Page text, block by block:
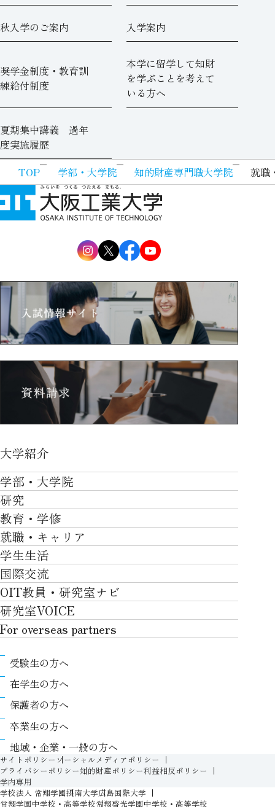
秋入学のご案内 入学案内
奨学金制度・教育訓
練給付制度
本学に留学して知財
を学ぶことを考えて
いる方へ
夏期集中講義 過年
度実施履歴
TOP
学部・大学院 知的財産専門職大学院 就職
大学紹介
大学紹介TOP
OVER THE LIMIT
大学について
施設一覧
社会・地域・高大連携
川上村での取り組み
アクセス
ポリシー/コンプライアンス
卒業生VOICE
学部・大学院
学部・大学院TOP
工学部
ロボティクス＆デザイン工学部
情報科学部
知的財産学部
工学研究科
ロボティクス＆デザイン工学研究科
知的財産専門職大学院
研究
研究TOP
研究について
産官学連携
教育・学修
教育・学修TOP
卒業時質保証を担う独自の教育システム
自律学修
学習支援
リカレント教育プログラム
高大接続
教職課程
教育センター
履修、授業、試験について
シラバス
FD活動
教務事項に関するQ&A
入学準備プログラム
就職・キャリア
就職・キャリアTOP
就職サポート
キャリア形成
インターンシップ
学生生活
学生生活TOP
キャンパスライフ
課外活動
学費
奨学金
生活支援
情報センター
証明書発行について（在学生向け）
保健室
学生生活に関する相談窓口
学生相談室
障がいのある学生への支援（合理的配慮）
国際交流
国際交流TOP
グローバルな人材育成
国際交流プログラムについて
国際交流プログラムのサポート体制等
キャンパス内での国際交流
国際交流センター
For foreigners
OIT教員・研究室ナビ
研究室VOICE
For overseas partners
About
Research
International (Exchange students / Overseas
partners)
Contact
受験生の方へ
在学生の方へ
保護者の方へ
卒業生の方へ
地域・企業・一般の方へ
サイトポリシー ソーシャルメディアポリシー
プライバシーポリシー知的財産ポリシー利益相反ポリシー
学内専用
学校法人 常翔学園摂南大学広島国際大学
常翔学園中学校・高等学校常翔啓光学園中学校・高等学校